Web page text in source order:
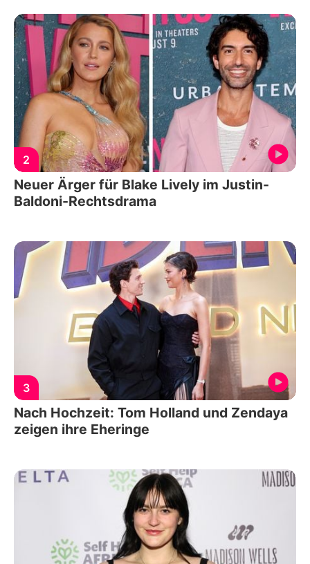
2
Neuer Ärger für Blake Lively im Justin-
Baldoni-Rechtsdrama
3
Nach Hochzeit: Tom Holland und Zendaya
zeigen ihre Eheringe